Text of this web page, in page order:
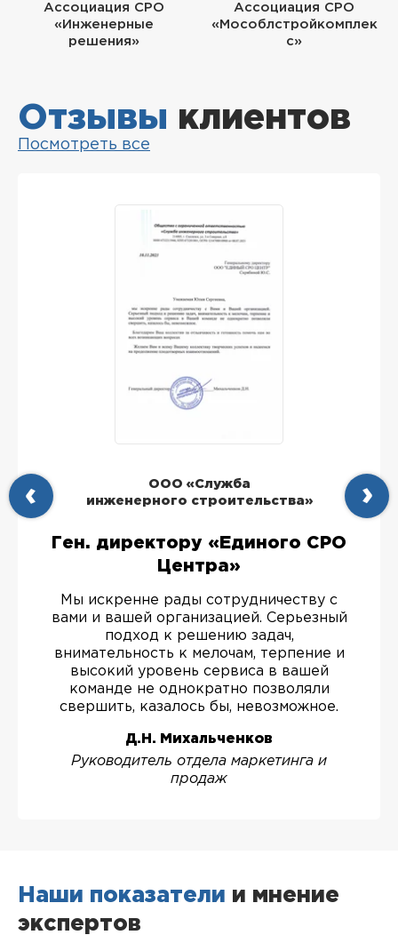
Ассоциация СРО
«Инженерные
решения»
Ассоциация СРО
«Мособлстройкомплек
с»
Отзывы клиентов
Посмотреть все
ООО «Служба
инженерного строительства»
Ген. директору «Единого СРО
Центра»
Мы искренне рады сотрудничеству с
вами и вашей организацией. Серьезный
подход к решению задач,
внимательность к мелочам, терпение и
высокий уровень сервиса в вашей
команде не однократно позволяли
свершить, казалось бы, невозможное.
Д.Н. Михальченков
Руководитель отдела маркетинга и
продаж
Наши показатели и мнение
экспертов